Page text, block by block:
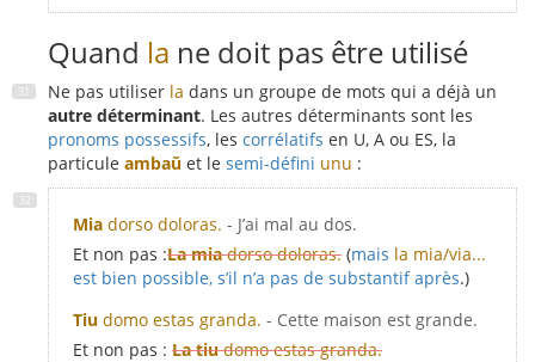
Quand la ne doit pas être utilisé
Ne pas utiliser la dans un groupe de mots qui a déjà un
autre déterminant. Les autres déterminants sont les
pronoms possessifs, les corrélatifs en U, A ou ES, la
particule ambaŭ et le semi-défini unu :
Mia dorso doloras. - J’ai mal au dos.
Et non pas :La miadorso doloras. (mais la mia/via...
est bien possible, s’il n’a pas de substantif après.)
Tiu domo estas granda. - Cette maison est grande.
Et non pas : La tiudomo estas granda.